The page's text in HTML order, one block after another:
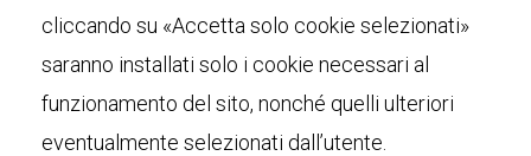
cliccando su «Accetta solo cookie selezionati»
saranno installati solo i cookie necessari al
funzionamento del sito, nonché quelli ulteriori
eventualmente selezionati dall’utente.